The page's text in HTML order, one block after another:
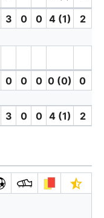
3 0 0 4 (1) 2
0 0 0 0 (0) 0
3 0 0 4 (1) 2